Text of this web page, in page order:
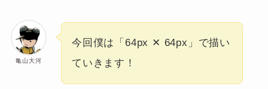
亀山大河
今回僕は「64px ✕ 64px」で描い
ていきます！